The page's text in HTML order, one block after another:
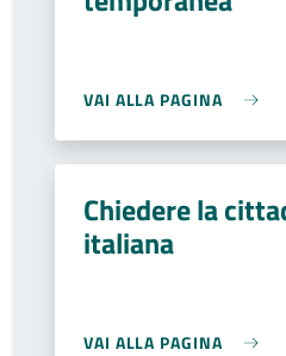
VAI ALLA PAGINA
Chiedere la
italiana
VAI ALLA PAGINA